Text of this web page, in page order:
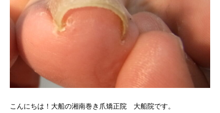
こんにちは！大船の湘南巻き爪矯正院 大船院です。